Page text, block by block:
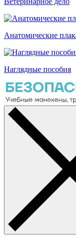
Анатомические
Наглядные пособия